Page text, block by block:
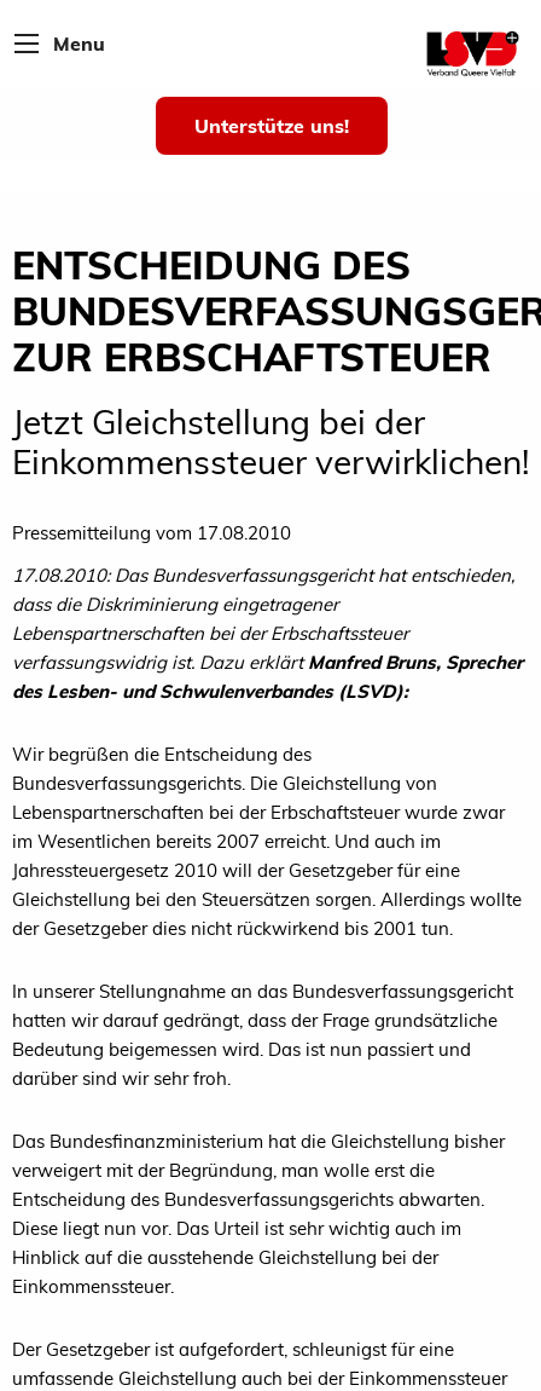
Menu
Unterstütze uns!
ENTSCHEIDUNG DES
ZUR ERBSCHAFTSTEUER
Jetzt Gleichstellung bei der
Einkommenssteuer verwirklichen!
Pressemitteilung vom 17.08.2010
17.08.2010: Das Bundesverfassungsgericht hat entschieden,
dass die Diskriminierung eingetragener
Lebenspartnerschaften bei der Erbschaftssteuer
verfassungswidrig ist. Dazu erklärtManfred Bruns, Sprecher
des Lesben- und Schwulenverbandes (LSVD):
Wir begrüßen die Entscheidung des
Bundesverfassungsgerichts. Die Gleichstellung von
Lebenspartnerschaften bei der Erbschaftsteuer wurde zwar
im Wesentlichen bereits 2007 erreicht. Und auch im
Jahressteuergesetz 2010 will der Gesetzgeber für eine
Gleichstellung bei den Steuersätzen sorgen. Allerdings wollte
der Gesetzgeber dies nicht rückwirkend bis 2001 tun.
In unserer Stellungnahme an das Bundesverfassungsgericht
hatten wir darauf gedrängt, dass der Frage grundsätzliche
Bedeutung beigemessen wird. Das ist nun passiert und
darüber sind wir sehr froh.
Das Bundesfinanzministerium hat die Gleichstellung bisher
verweigert mit der Begründung, man wolle erst die
Entscheidung des Bundesverfassungsgerichts abwarten.
Diese liegt nun vor. Das Urteil ist sehr wichtig auch im
Hinblick auf die ausstehende Gleichstellung bei der
Einkommenssteuer.
Der Gesetzgeber ist aufgefordert, schleunigst für eine
umfassende Gleichstellung auch bei der Einkommenssteuer